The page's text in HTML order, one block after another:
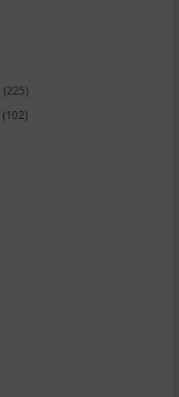
(225)
(102)